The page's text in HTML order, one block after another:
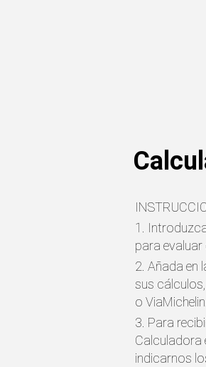
1.
para
2. Añada en
sus
o
3. Para
Calculadora
indicarnos